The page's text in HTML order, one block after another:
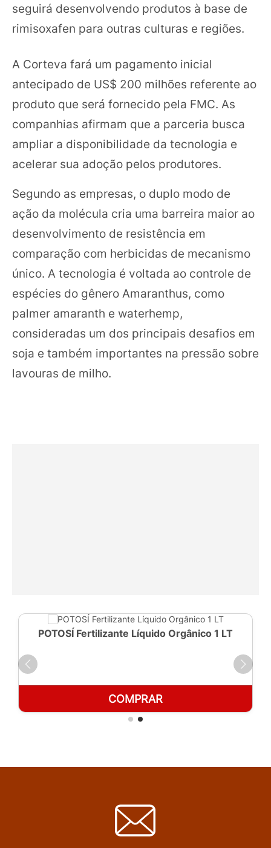
seguirá desenvolvendo produtos à base de
rimisoxafen para outras culturas e regiões.
A Corteva fará um pagamento inicial
antecipado de US$ 200 milhões referente ao
produto que será fornecido pela FMC. As
companhias afirmam que a parceria busca
ampliar a disponibilidade da tecnologia e
acelerar sua adoção pelos produtores.
Segundo as empresas, o duplo modo de
ação da molécula cria uma barreira maior ao
desenvolvimento de resistência em
comparação com herbicidas de mecanismo
único. A tecnologia é voltada ao controle de
espécies do gênero Amaranthus, como
palmer amaranth e waterhemp,
consideradas um dos principais desafios em
soja e também importantes na pressão sobre
lavouras de milho.
POTOSÍ Fertilizante Líquido Orgânico 1 LT
COMPRAR